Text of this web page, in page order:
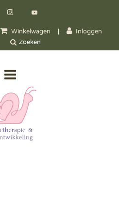
Winkelwagen | Inloggen